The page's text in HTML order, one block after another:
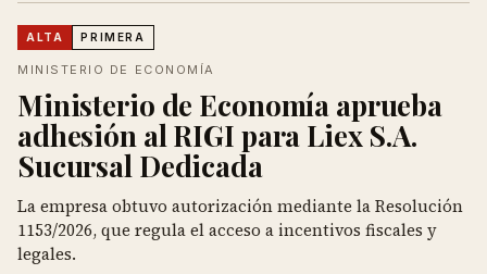
ALTA PRIMERA
MINISTERIO DE ECONOMÍA
Ministerio de Economía aprueba
adhesión al RIGI para Liex S.A.
Sucursal Dedicada
La empresa obtuvo autorización mediante la Resolución
1153/2026, que regula el acceso a incentivos fiscales y
legales.